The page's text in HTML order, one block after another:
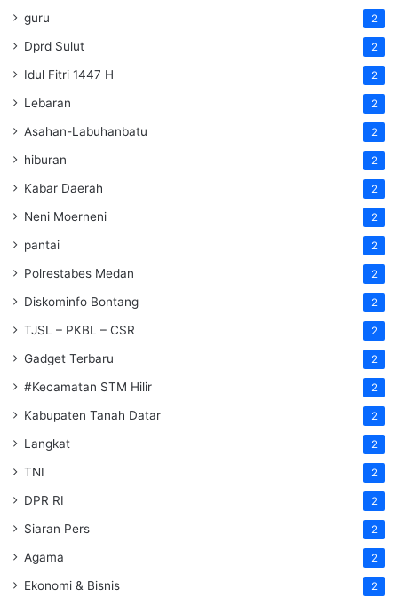
guru 2
Dprd Sulut 2
Idul Fitri 1447 H 2
Lebaran 2
Asahan-Labuhanbatu 2
hiburan 2
Kabar Daerah 2
Neni Moerneni 2
pantai 2
Polrestabes Medan 2
Diskominfo Bontang 2
TJSL – PKBL – CSR 2
Gadget Terbaru 2
#Kecamatan STM Hilir 2
Kabupaten Tanah Datar 2
Langkat 2
TNI 2
DPR RI 2
Siaran Pers 2
Agama 2
Ekonomi & Bisnis 2